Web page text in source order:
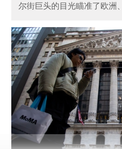
尔街巨头的目光瞄准了欧洲